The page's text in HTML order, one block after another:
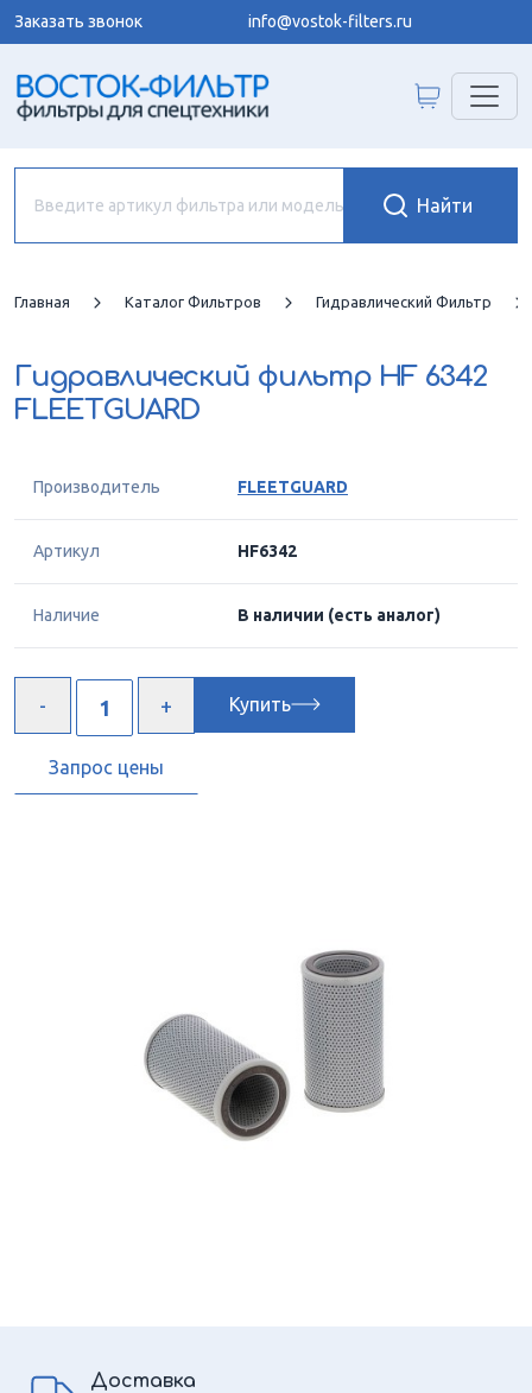
Заказать звонок info@vostok-filters.ru
Главная Каталог Фильтров Гидравлический Фильтр
Гидравлический фильтр HF 6342
FLEETGUARD
Производитель FLEETGUARD
Артикул HF6342
Наличие В наличии (есть аналог)
Купить
Запрос цены
Доставка